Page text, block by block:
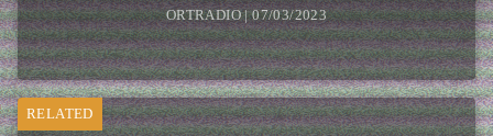
ORTRADIO | 07/03/2023
RELATED